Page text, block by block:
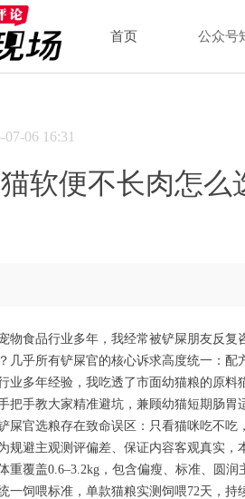
公众号
首页
软便不长肉怎么
物食品行业多年，我经常被铲屎朋友反复
几乎所有铲屎官的核心诉求高度统一：配
业多年经验，我吃透了市面幼猫粮的原料
把手教大家精准避坑，兼顾幼猫短期肠胃
屎官选粮存在致命误区：只看猫咪吃不
规避主观测评偏差、保证内容客观真实
重覆盖0.6–3.2kg，包含偏瘦、标准、圆润
一饲喂标准，单款猫粮实测饲喂72天，
07-06 16:31